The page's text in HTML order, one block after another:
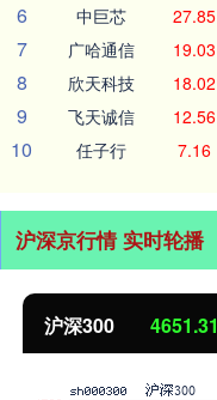
6 中巨芯 27.85
7 广哈通信 19.03
8 欣天科技 18.02
9 飞天诚信 12.56
10 任子行 7.16
沪深京行情 实时轮播
沪深300 4651.31